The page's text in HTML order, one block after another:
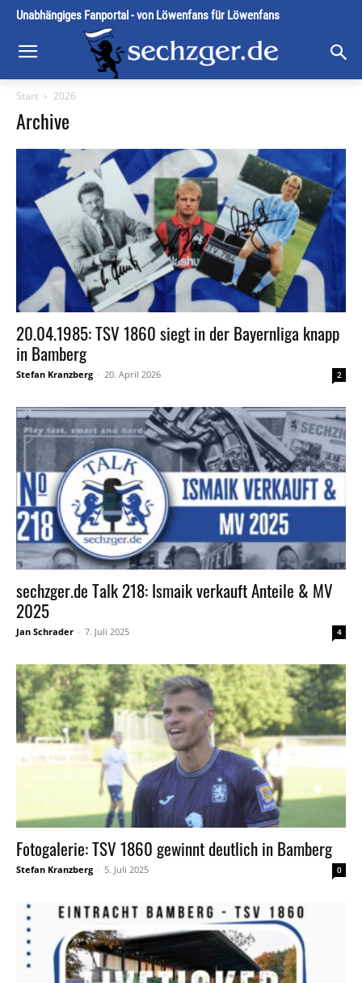
Unabhängiges Fanportal - von Löwenfans für Löwenfans
Start 2026
Archive
20.04.1985: TSV 1860 siegt in der Bayernliga knapp
in Bamberg
Stefan Kranzberg - 20. April 2026 2
sechzger.de Talk 218: Ismaik verkauft Anteile & MV
2025
Jan Schrader - 7. Juli 2025 4
Fotogalerie: TSV 1860 gewinnt deutlich in Bamberg
Stefan Kranzberg - 5. Juli 2025 0